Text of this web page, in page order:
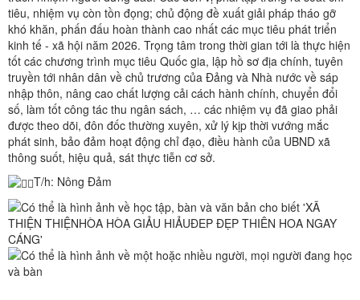
tiêu, nhiệm vụ còn tồn đọng; chủ động đề xuất giải pháp tháo gỡ
khó khăn, phấn đấu hoàn thành cao nhất các mục tiêu phát triển
kinh tế - xã hội năm 2026. Trọng tâm trong thời gian tới là thực hiện
tốt các chương trình mục tiêu Quốc gia, lập hồ sơ địa chính, tuyên
truyền tới nhân dân về chủ trương của Đảng và Nhà nước về sáp
nhập thôn, nâng cao chất lượng cải cách hành chính, chuyển đổi
số, làm tốt công tác thu ngân sách, … các nhiệm vụ đã giao phải
được theo dõi, đôn đốc thường xuyên, xử lý kịp thời vướng mắc
phát sinh, bảo đảm hoạt động chỉ đạo, điều hành của UBND xã
thông suốt, hiệu quả, sát thực tiễn cơ sở.
T/h: Nông Đảm